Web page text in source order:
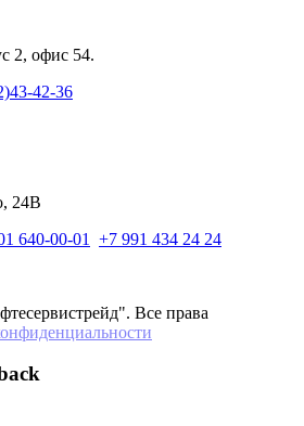
2, офис 54.
42-36
24В
640-00-01
+7 991 434 24 24
Все права